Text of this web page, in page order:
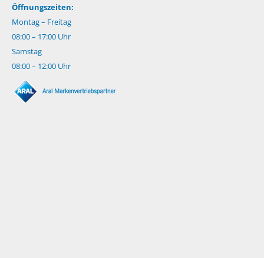
Öffnungszeiten:
Montag – Freitag
08:00 – 17:00 Uhr
Samstag
08:00 – 12:00 Uhr